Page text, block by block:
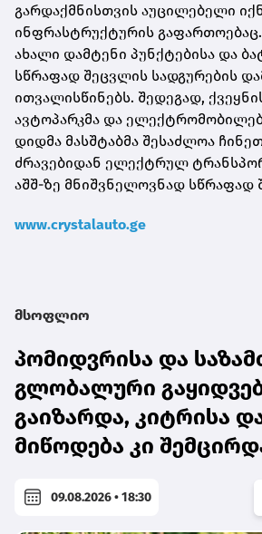
გარდაქმნისთვის აუცილებელი
ინფრასტრუქტურის გაფართოებაც.
ახალი დამტენი პუნქტებისა და
სწრაფად შეცვლის სადგურების
ითვალისწინებს. შედეგად,
ავტოპარკმა და
დიდმა მასშტაბმა შესაძლოა
ძრავებიდან ელექტრულ
აშშ-ზე მნიშვნელოვნად სწრაფად
www.crystalauto.ge
მსოფლიო
პომიდვრისა და
გლობალური
გაიზარდა, კიტრისა
მიწოდება კი
09.08.2026 • 18:30